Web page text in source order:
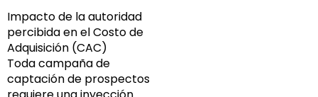
Impacto de la autoridad
percibida en el Costo de
Adquisición (CAC)
Toda campaña de
captación de prospectos